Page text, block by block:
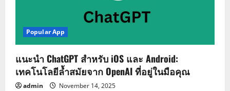
Popular App
แนะนำ ChatGPT สำหรับ iOS และ Android:
เทคโนโลยีล้ำสมัยจาก OpenAI ที่อยู่ในมือคุณ
admin November 14, 2025